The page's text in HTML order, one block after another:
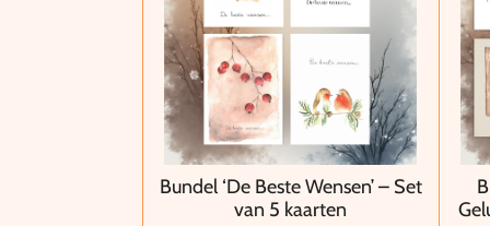
Bundel ‘De Beste Wensen’ – Set
van 5 kaarten